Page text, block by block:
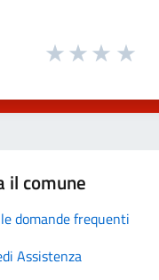
il comune
domande frequenti
Assistenza